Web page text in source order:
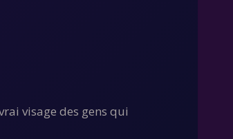
visage des gens qui